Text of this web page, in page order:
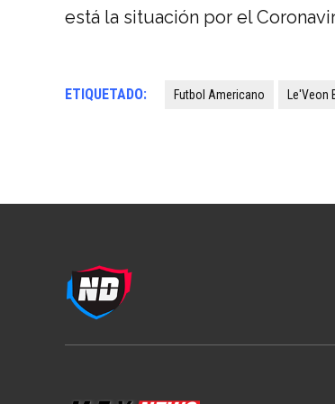
está la situación por el
ETIQUETADO: Futbol Americano Le'Veon